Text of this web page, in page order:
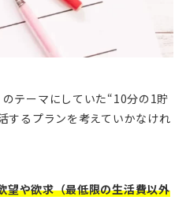
テーマにしていた“10分の1貯
するプランを考えていかなけれ
望や欲求（最低限の生活費以外